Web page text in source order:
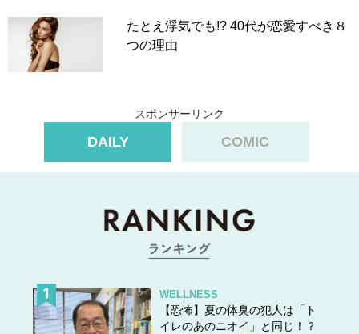
たとえ浮気でも!? 40代が恋愛すべき８
つの理由
スポンサーリンク
DAILY COMIC
WELLNESS
【恐怖】夏の体臭の犯人は「ト
イレのあのニオイ」と同じ！？